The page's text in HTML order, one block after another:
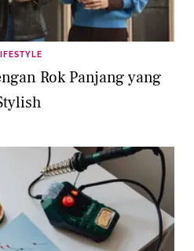
Rok Panjang yang